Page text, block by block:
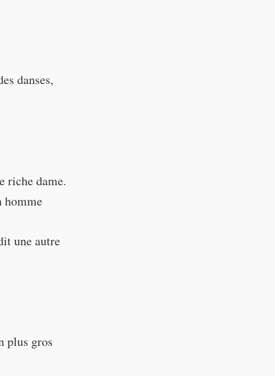
danses,
riche dame.
homme
une autre
plus gros